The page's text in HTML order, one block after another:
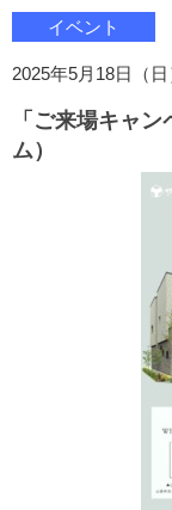
イベント
2025年5月18日（
「ご来場キャ
ム）